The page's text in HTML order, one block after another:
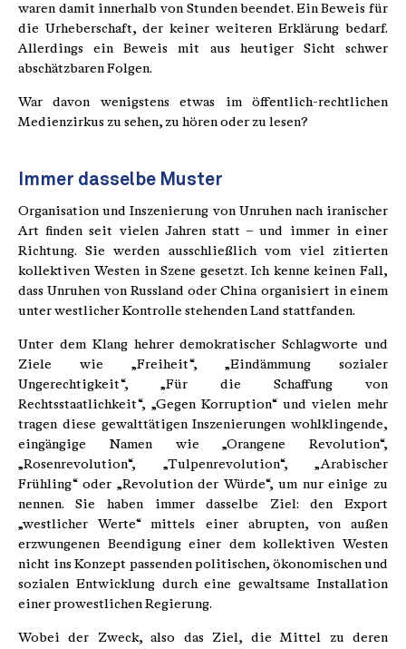
waren damit innerhalb von Stunden beendet. Ein Beweis für
die Urheberschaft, der keiner weiteren Erklärung bedarf.
Allerdings ein Beweis mit aus heutiger Sicht schwer
abschätzbaren Folgen.
War davon wenigstens etwas im öffentlich-rechtlichen
Medienzirkus zu sehen, zu hören oder zu lesen?
Immer dasselbe Muster
Organisation und Inszenierung von Unruhen nach iranischer
Art finden seit vielen Jahren statt – und immer in einer
Richtung. Sie werden ausschließlich vom viel zitierten
kollektiven Westen in Szene gesetzt. Ich kenne keinen Fall,
dass Unruhen von Russland oder China organisiert in einem
unter westlicher Kontrolle stehenden Land stattfanden.
Unter dem Klang hehrer demokratischer Schlagworte und
Ziele wie „Freiheit“, „Eindämmung sozialer
Ungerechtigkeit“, „Für die Schaffung von
Rechtsstaatlichkeit“, „Gegen Korruption“ und vielen mehr
tragen diese gewalttätigen Inszenierungen wohlklingende,
eingängige Namen wie „Orangene Revolution“,
„Rosenrevolution“, „Tulpenrevolution“, „Arabischer
Frühling“ oder „Revolution der Würde“, um nur einige zu
nennen. Sie haben immer dasselbe Ziel: den Export
„westlicher Werte“ mittels einer abrupten, von außen
erzwungenen Beendigung einer dem kollektiven Westen
nicht ins Konzept passenden politischen, ökonomischen und
sozialen Entwicklung durch eine gewaltsame Installation
einer prowestlichen Regierung.
Wobei der Zweck, also das Ziel, die Mittel zu deren